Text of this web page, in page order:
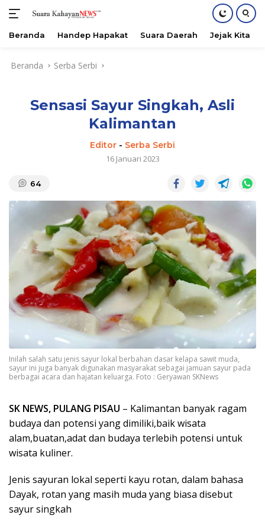
Beranda Handep Hapakat Suara Daerah Jejak Kita
Beranda Serba Serbi
Sensasi Sayur Singkah, Asli
Kalimantan
Editor - Serba Serbi
16 Januari 2023
64
Inilah salah satu jenis sayur lokal berbahan dasar kelapa sawit muda,
sayur ini juga banyak digunakan masyarakat sebagai jamuan sayur pada
berbagai acara dan hajatan keluarga. Foto : Geryawan SKNews
SK NEWS, PULANG PISAU – Kalimantan banyak ragam
budaya dan potensi yang dimiliki,baik wisata
alam,buatan,adat dan budaya terlebih potensi untuk
wisata kuliner.
Jenis sayuran lokal seperti kayu rotan, dalam bahasa
Dayak, rotan yang masih muda yang biasa disebut
sayur singkah